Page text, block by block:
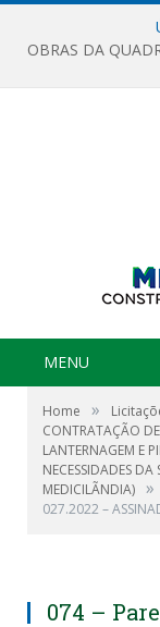
MENU
Home »
CONTRATAÇÃO DE
LANTERNAGEM E
NECESSIDADES
MEDICILÃNDIA) »
027.2022 –
074 –